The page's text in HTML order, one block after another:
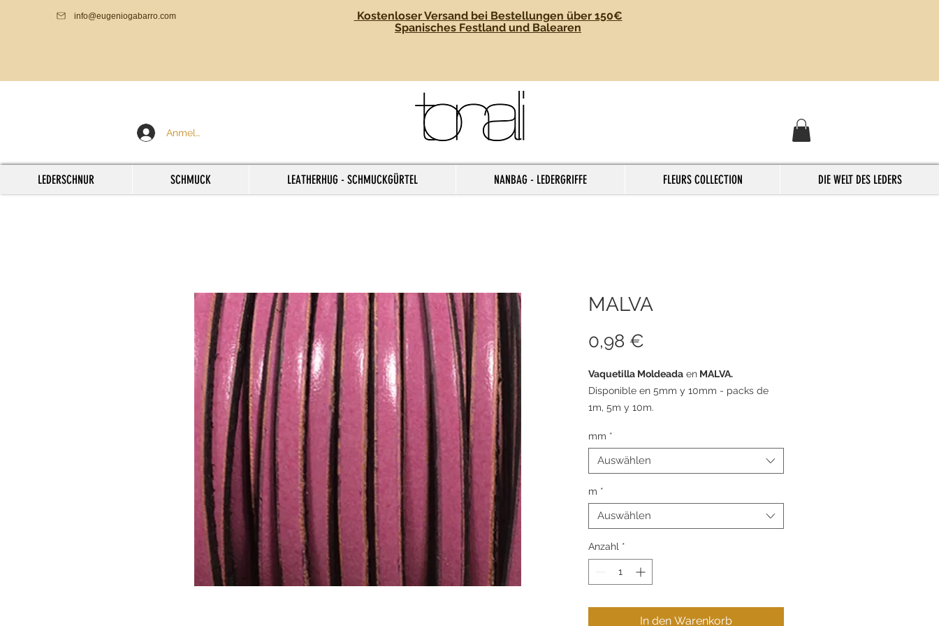
info@eugeniogabarro.com
Kostenloser Versand bei Bestellungen über 150€
Spanisches Festland und Balearen
Anmelden
MALVA
0,98 €
Vaquetilla Moldeada en MALVA.
Disponible en 5mm y 10mm - packs de
1m, 5m y 10m.
mm *
Auswählen
m *
Auswählen
Anzahl *
In den Warenkorb
LEDERSCHNUR SCHMUCK LEATHERHUG - SCHMUCKGÜRTEL NANBAG - LEDERGRIFFE FLEURS COLLECTION DIE WELT DES LEDERS